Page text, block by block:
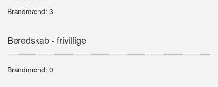
Brandmænd: 3
Beredskab - frivillige
Brandmænd: 0